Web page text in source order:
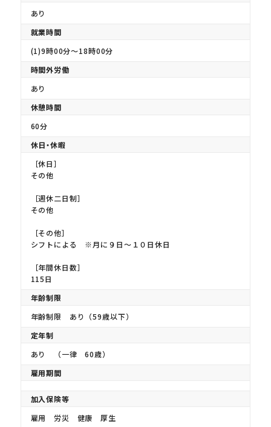
あり
就業時間
(1)9時00分〜18時00分
時間外労働
あり
休憩時間
60分
休日・休暇
［休日］
その他
［週休二日制］
その他
［その他］
シフトによる ※月に９日〜１０日休日
［年間休日数］
115日
年齢制限
年齢制限 あり（59歳以下）
定年制
あり （一律 60歳）
雇用期間
加入保険等
雇用 労災 健康 厚生